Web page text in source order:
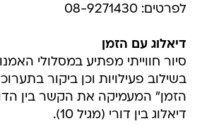
לפרטים: 08-9271430
דיאלוג עם הזמן
סיור חווייתי מפתיע במסלולי
בשילוב פעילויות וכן ביקור
הזמן" המעמיקה את הקשר בין
דיאלוג בין דורי (מגיל 10).